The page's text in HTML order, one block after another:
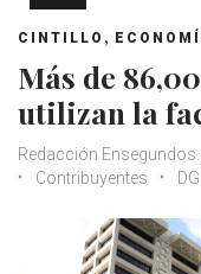
CINTILLO ,
Más de
utilizan la
Redacción
Contribuyentes
DGI